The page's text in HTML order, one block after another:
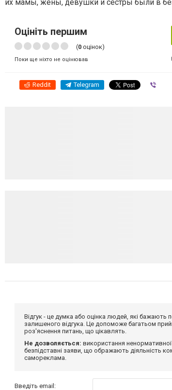
их мамы, жёны, девушки и сёстры были в
Оцініть першим
(0 оцінок)
Поки ще ніхто не оцінював
Reddit Telegram
Відгук - це думка або оцінка людей, які
залишеного відгука. Це допоможе багатьом
роз'яснення питань, що цікавлять.
Не дозволяється: використання
безпідставні заяви, що ображають діяльність
самореклама.
Введіть email: